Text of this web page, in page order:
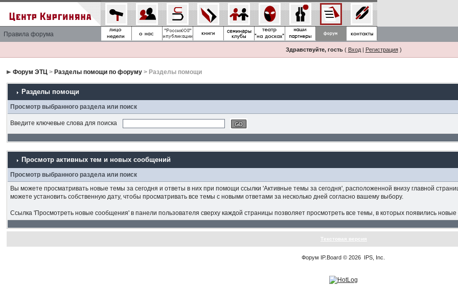
Правила форума
Здравствуйте, гость( Вход| Регистрация)
Форум ЭТЦ > Разделы помощи по форуму > Разделы помощи
Разделы помощи
Просмотр выбранного раздела или поиск
Введите ключевые слова для поиска
Просмотр активных тем и новых сообщений
Просмотр выбранного раздела или поиск
Вы можете просматривать новые темы за сегодня и ответы в них при помощи ссылки 'Активные темы за сегодня', расположенной внизу главной
можете установить собственную дату, чтобы просматривать все темы с новыми ответами за несколько дней согласно вашему выбору.
Ссылка 'Просмотреть новые сообщения' в панели пользователя сверху каждой страницы позволяет просмотреть все темы, в которых появились
Текстовая версия
Форум IP.Board © 2026 IPS, Inc